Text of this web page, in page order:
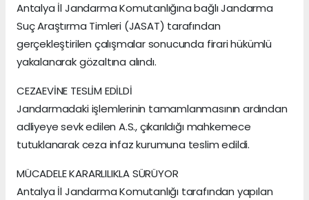
Antalya İl Jandarma Komutanlığına bağlı Jandarma
Suç Araştırma Timleri (JASAT) tarafından
gerçekleştirilen çalışmalar sonucunda firari hükümlü
yakalanarak gözaltına alındı.
CEZAEVİNE TESLİM EDİLDİ
Jandarmadaki işlemlerinin tamamlanmasının ardından
adliyeye sevk edilen A.S., çıkarıldığı mahkemece
tutuklanarak ceza infaz kurumuna teslim edildi.
MÜCADELE KARARLILIKLA SÜRÜYOR
Antalya İl Jandarma Komutanlığı tarafından yapılan